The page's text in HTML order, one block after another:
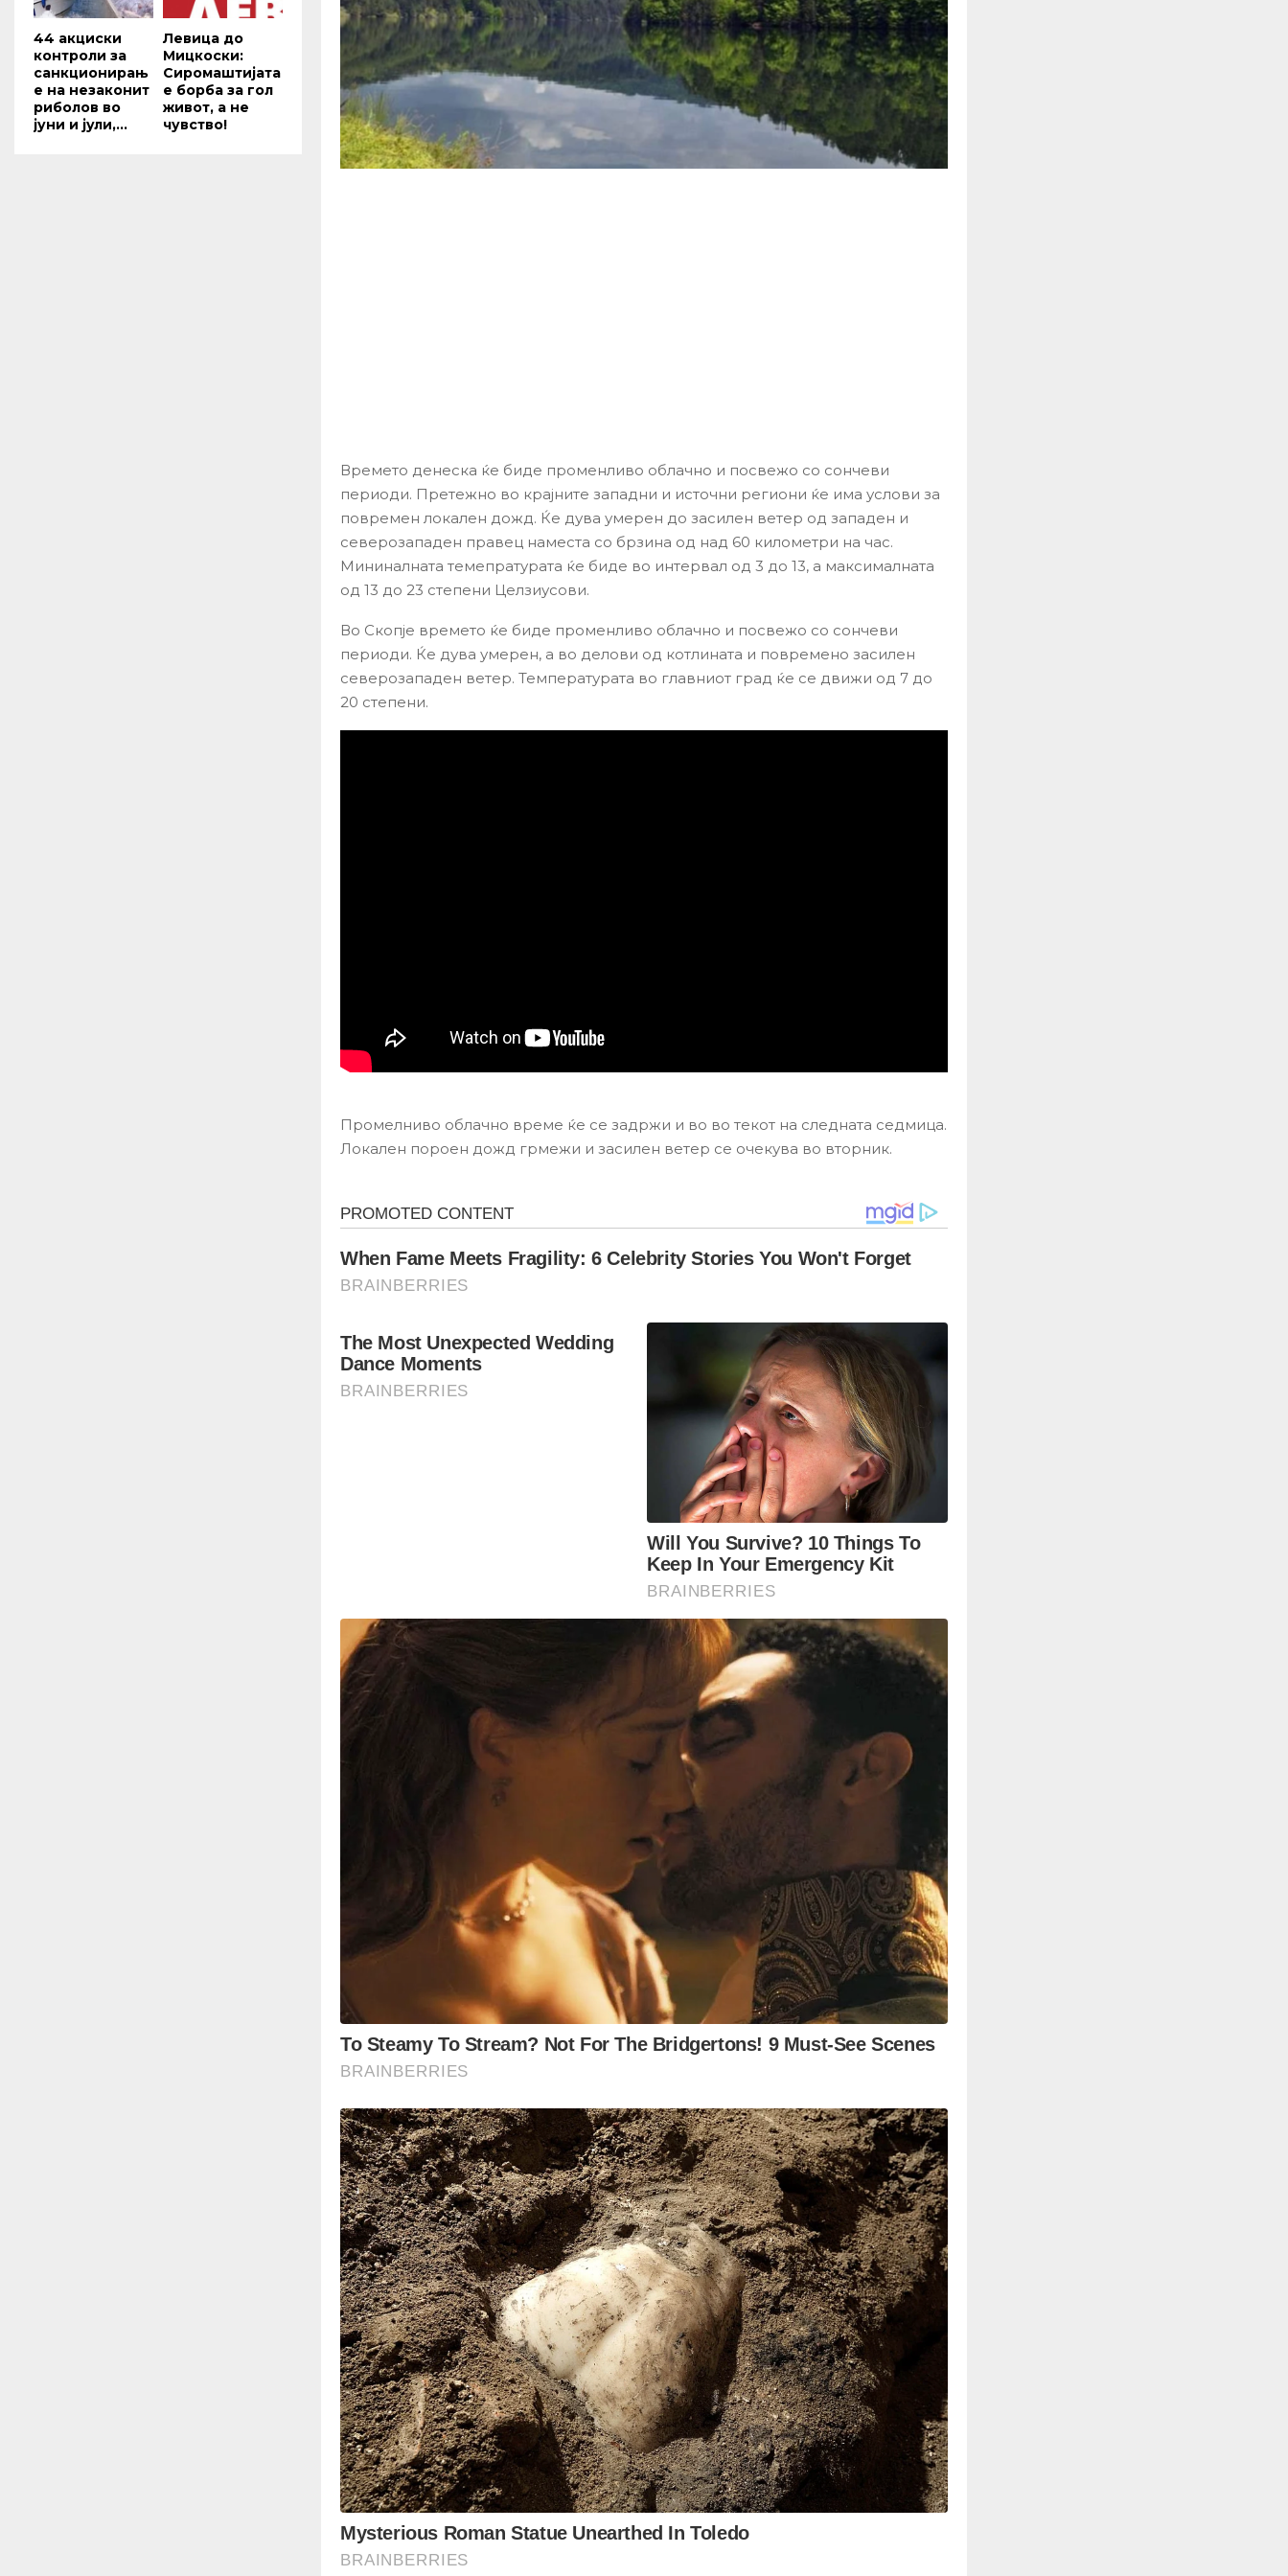
Времето денеска ќе биде променливо облачно и посвежо со сончеви
периоди. Претежно во крајните западни и источни региони ќе има услови за
повремен локален дожд. Ќе дува умерен до засилен ветер од западен и
северозападен правец наместа со брзина од над 60 километри на час.
Мининалната темепратурата ќе биде во интервал од 3 до 13, а максималната
од 13 до 23 степени Целзиусови.
Во Скопје времето ќе биде променливо облачно и посвежо со сончеви
периоди. Ќе дува умерен, а во делови од котлината и повремено засилен
северозападен ветер. Температурата во главниот град ќе се движи од 7 до
20 степени.
Промелниво облачно време ќе се задржи и во во текот на следната седмица.
Локален пороен дожд грмежи и засилен ветер се очекува во вторник.
44 акциски
контроли за
санкционирањ
е на незаконит
риболов во
јуни и јули,...
Левица до
Мицкоски:
Сиромаштијата
е борба за гол
живот, а не
чувство!